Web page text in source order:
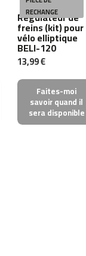
RECHANGE
Régulateur de
freins (kit) pour
vélo elliptique
BELI-120
13,99 €
Faites-moi
savoir quand il
sera disponible